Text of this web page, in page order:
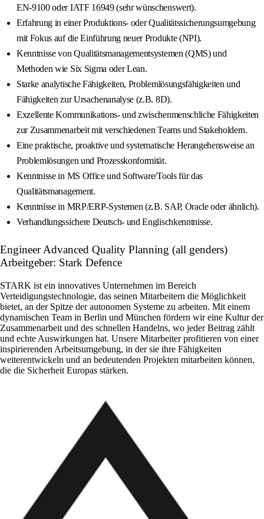
EN-9100 oder IATF 16949 (sehr wünschenswert).
Erfahrung in einer Produktions- oder Qualitätssicherungsumgebung
mit Fokus auf die Einführung neuer Produkte (NPI).
Kenntnisse von Qualitätsmanagementsystemen (QMS) und
Methoden wie Six Sigma oder Lean.
Starke analytische Fähigkeiten, Problemlösungsfähigkeiten und
Fähigkeiten zur Ursachenanalyse (z.B. 8D).
Exzellente Kommunikations- und zwischenmenschliche Fähigkeiten
zur Zusammenarbeit mit verschiedenen Teams und Stakeholdern.
Eine praktische, proaktive und systematische Herangehensweise an
Problemlösungen und Prozesskonformität.
Kenntnisse in MS Office und Software/Tools für das
Qualitätsmanagement.
Kenntnisse in MRP/ERP-Systemen (z.B. SAP, Oracle oder ähnlich).
Verhandlungssichere Deutsch- und Englischkenntnisse.
Engineer Advanced Quality Planning (all genders)
Arbeitgeber: Stark Defence
STARK ist ein innovatives Unternehmen im Bereich
Verteidigungstechnologie, das seinen Mitarbeitern die Möglichkeit
bietet, an der Spitze der autonomen Systeme zu arbeiten. Mit einem
dynamischen Team in Berlin und München fördern wir eine Kultur der
Zusammenarbeit und des schnellen Handelns, wo jeder Beitrag zählt
und echte Auswirkungen hat. Unsere Mitarbeiter profitieren von einer
inspirierenden Arbeitsumgebung, in der sie ihre Fähigkeiten
weiterentwickeln und an bedeutenden Projekten mitarbeiten können,
die die Sicherheit Europas stärken.